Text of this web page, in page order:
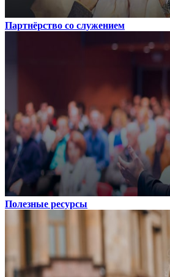
Партнёрство со служением
Полезные ресурсы